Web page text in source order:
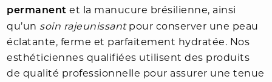
permanent et la manucure brésilienne, ainsi
qu’un soin rajeunissantpour conserver une peau
éclatante, ferme et parfaitement hydratée. Nos
esthéticiennes qualifiées utilisent des produits
de qualité professionnelle pour assurer une tenue